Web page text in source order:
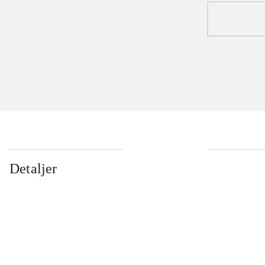
Detaljer